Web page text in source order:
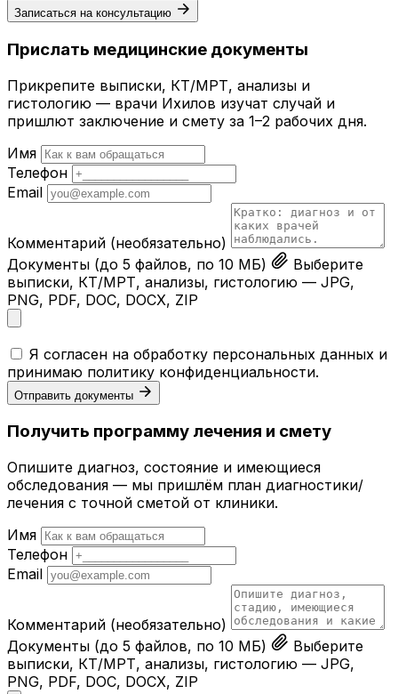
Записаться на консультацию
Прислать медицинские документы
Прикрепите выписки, КТ/МРТ, анализы и
гистологию — врачи Ихилов изучат случай и
пришлют заключение и смету за 1–2 рабочих дня.
Имя
Телефон
Email
Комментарий (необязательно)
Документы (до 5 файлов, по 10 МБ)
Выберите
выписки, КТ/МРТ, анализы, гистологию — JPG,
PNG, PDF, DOC, DOCX, ZIP
Я согласен на обработку персональных данных и
принимаю политику конфиденциальности.
Отправить документы
Получить программу лечения и смету
Опишите диагноз, состояние и имеющиеся
обследования — мы пришлём план диагностики/
лечения с точной сметой от клиники.
Имя
Телефон
Email
Комментарий (необязательно)
Документы (до 5 файлов, по 10 МБ)
Выберите
выписки, КТ/МРТ, анализы, гистологию — JPG,
PNG, PDF, DOC, DOCX, ZIP